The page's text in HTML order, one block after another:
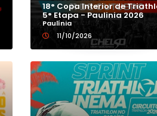
18° Copa Interior de
5° Etapa - Paulinia 2026
Paulínia
11/10/2026